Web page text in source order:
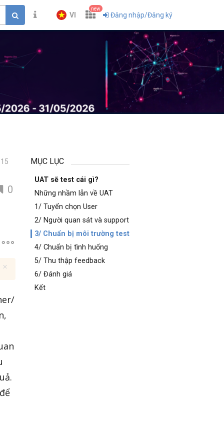
VI
new
Đăng nhập/Đăng ký
0
MỤC LỤC
UAT sẽ test cái gì?
Những nhầm lẫn về UAT
1/ Tuyển chọn User
2/ Người quan sát và support
3/ Chuẩn bị môi trường test
4/ Chuẩn bị tình huống
5/ Thu thập feedback
6/ Đánh giá
Kết